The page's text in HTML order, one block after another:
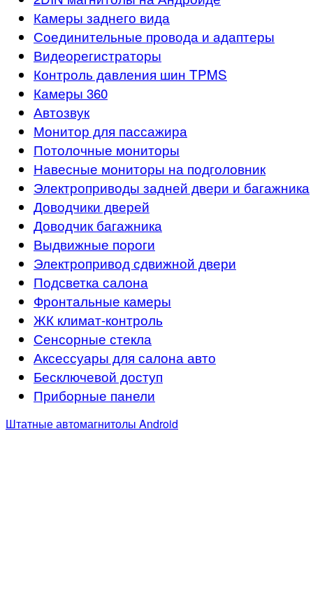
Камеры заднего вида
Соединительные провода и адаптеры
Видеорегистраторы
Контроль давления шин TPMS
Камеры 360
Автозвук
Монитор для пассажира
Потолочные мониторы
Навесные мониторы на подголовник
Электроприводы задней двери и багажника
Доводчики дверей
Доводчик багажника
Выдвижные пороги
Электропривод сдвижной двери
Подсветка салона
Фронтальные камеры
ЖК климат-контроль
Сенсорные стекла
Аксессуары для салона авто
Бесключевой доступ
Приборные панели
Штатные автомагнитолы Android